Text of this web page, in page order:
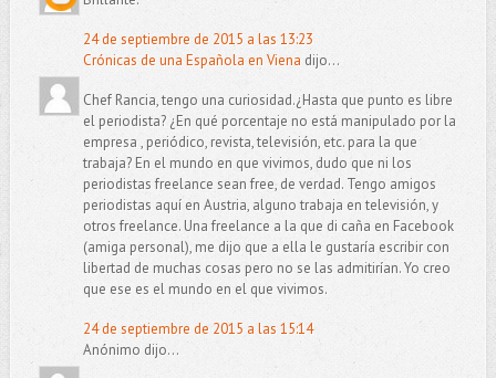
24 de septiembre de 2015 a las 13:23
Crónicas de una Española en Viena dijo...
Chef Rancia, tengo una curiosidad.¿Hasta que punto es libre
el periodista? ¿En qué porcentaje no está manipulado por la
empresa , periódico, revista, televisión, etc. para la que
trabaja? En el mundo en que vivimos, dudo que ni los
periodistas freelance sean free, de verdad. Tengo amigos
periodistas aquí en Austria, alguno trabaja en televisión, y
otros freelance. Una freelance a la que di caña en Facebook
(amiga personal), me dijo que a ella le gustaría escribir con
libertad de muchas cosas pero no se las admitirían. Yo creo
que ese es el mundo en el que vivimos.
24 de septiembre de 2015 a las 15:14
Anónimo dijo...